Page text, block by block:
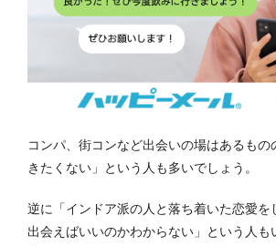
コンパ、街コンなど出会いの場はあるもの
きたくない」という人も多いでしょう。
逆に「インドア派の人と落ち着いた恋愛を
出会えばいいのかわからない」という人も